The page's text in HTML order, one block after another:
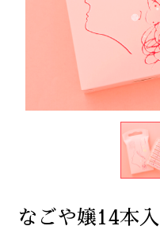
なごや嬢14本入